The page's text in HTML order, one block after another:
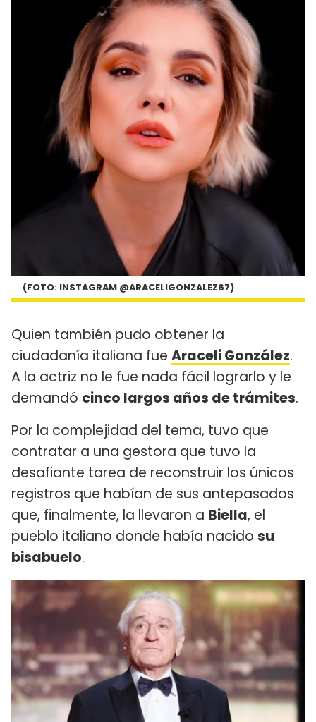
(FOTO: INSTAGRAM @ARACELIGONZALEZ67)
Quien también pudo obtener la
ciudadanía italiana fue Araceli González.
A la actriz no le fue nada fácil lograrlo y le
demandó cinco largos años de trámites.
Por la complejidad del tema, tuvo que
contratar a una gestora que tuvo la
desafiante tarea de reconstruir los únicos
registros que habían de sus antepasados
que, finalmente, la llevaron a Biella, el
pueblo italiano donde había nacido su
bisabuelo.